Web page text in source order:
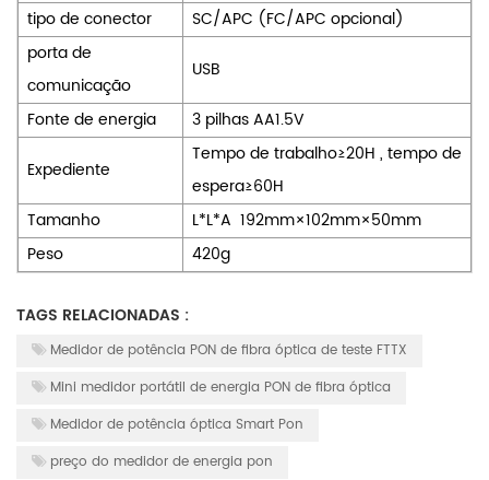
tipo de conector
SC/APC (FC/APC opcional)
porta de
comunicação
USB
Fonte de energia
3 pilhas AA1.5V
Expediente
Tempo de trabalho≥20H , tempo de
espera≥60H
Tamanho
L*L*A 192mm×102mm×50mm
Peso
420g
TAGS RELACIONADAS :
Medidor de potência PON de fibra óptica de teste FTTX
Mini medidor portátil de energia PON de fibra óptica
Medidor de potência óptica Smart Pon
preço do medidor de energia pon